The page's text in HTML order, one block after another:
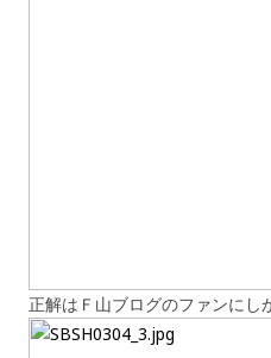
正解はＦ山ブログのファンにし